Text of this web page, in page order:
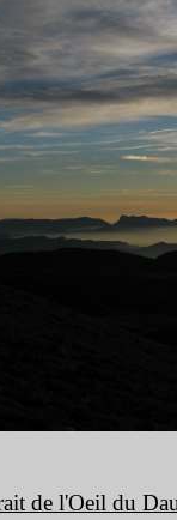
de l'Oeil du